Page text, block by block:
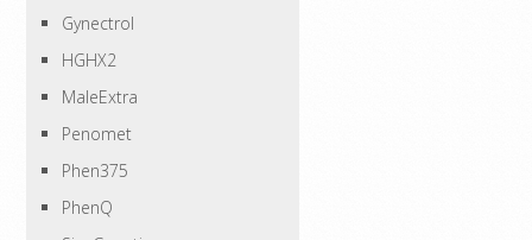
Gynectrol
HGHX2
MaleExtra
Penomet
Phen375
PhenQ